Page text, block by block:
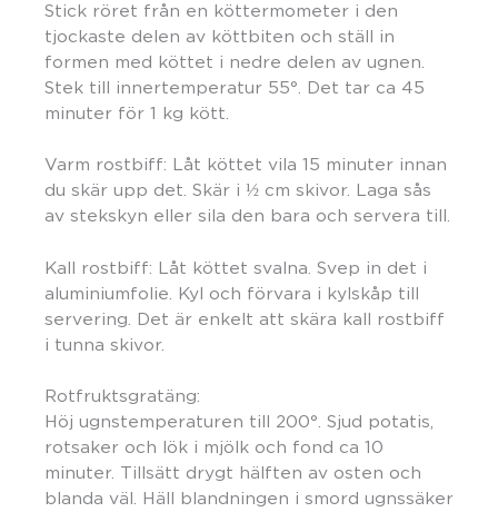
Stick röret från en köttermometer i den
tjockaste delen av köttbiten och ställ in
formen med köttet i nedre delen av ugnen.
Stek till innertemperatur 55°. Det tar ca 45
minuter för 1 kg kött.
Varm rostbiff: Låt köttet vila 15 minuter innan
du skär upp det. Skär i ½ cm skivor. Laga sås
av stekskyn eller sila den bara och servera till.
Kall rostbiff: Låt köttet svalna. Svep in det i
aluminiumfolie. Kyl och förvara i kylskåp till
servering. Det är enkelt att skära kall rostbiff
i tunna skivor.
Rotfruktsgratäng:
Höj ugnstemperaturen till 200°. Sjud potatis,
rotsaker och lök i mjölk och fond ca 10
minuter. Tillsätt drygt hälften av osten och
blanda väl. Häll blandningen i smord ugnssäker